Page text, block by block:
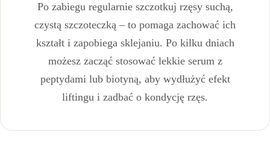
Po zabiegu regularnie szczotkuj rzęsy suchą,
czystą szczoteczką – to pomaga zachować ich
kształt i zapobiega sklejaniu. Po kilku dniach
możesz zacząć stosować lekkie serum z
peptydami lub biotyną, aby wydłużyć efekt
liftingu i zadbać o kondycję rzęs.